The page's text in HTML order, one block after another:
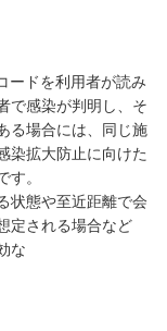
ードを利用者が読み
で感染が判明し、そ
る場合には、同じ施
染拡大防止に向けた
。
状態や至近距離で会
定される場合など
な